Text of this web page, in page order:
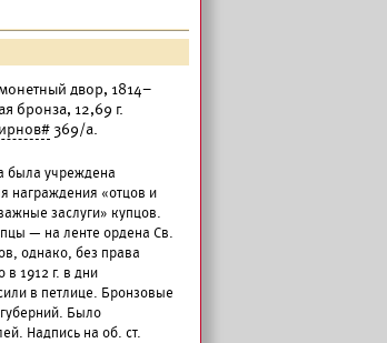
двор, 1814–
бронза, 12,69 г.
369/а.
была учреждена
награждения «отцов и
заслуги» купцов.
— на ленте ордена Св.
однако, без права
1912 г. в дни
в петлице. Бронзовые
Было
Надпись на об. ст.